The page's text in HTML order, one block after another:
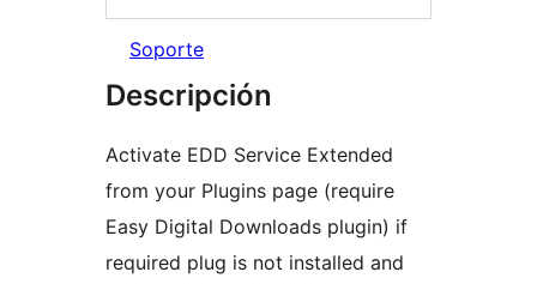
Soporte
Descripción
Activate EDD Service Extended
from your Plugins page (require
Easy Digital Downloads plugin) if
required plug is not installed and